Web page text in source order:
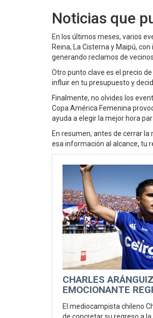
Noticias que
En los últimos meses, varios
Reina, La Cisterna y Maipú,
generando reclamos de
Otro punto clave es el precio
influir en tu presupuesto y
Finalmente, no olvides los
Copa América Femenina
ayuda a elegir la mejor hora
En resumen, antes de cerrar
esa información al alcance, tu
CHARLES
EMOCIONANTE
El mediocampista chileno